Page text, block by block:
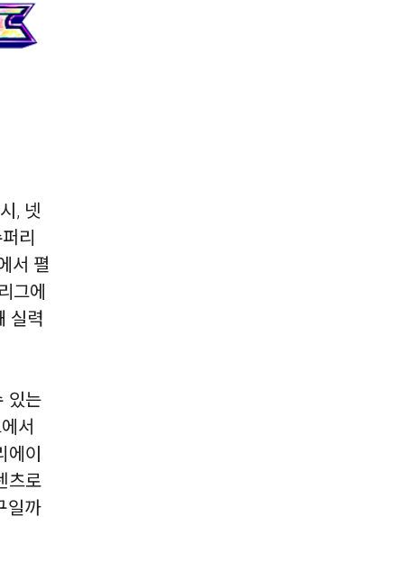
, 넷
리
서 펼
그에
실력
있는
서
이
츠로
일까